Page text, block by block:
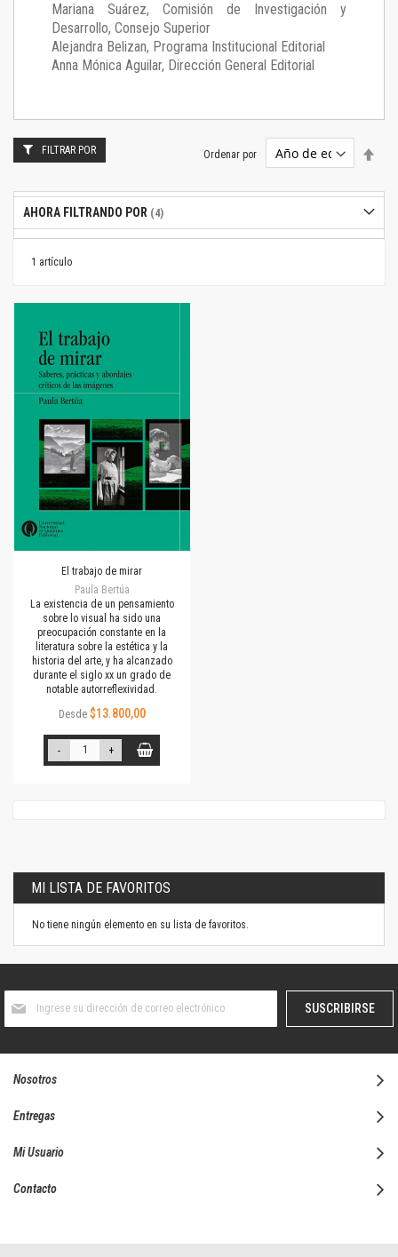
Mariana Suárez, Comisión de Investigación y
Desarrollo, Consejo Superior
Alejandra Belizan, Programa Institucional Editorial
Anna Mónica Aguilar, Dirección General Editorial
1 artículo
Ordenar por
El trabajo de mirar
Paula Bertúa
La existencia de un pensamiento
sobre lo visual ha sido una
preocupación constante en la
literatura sobre la estética y la
historia del arte, y ha alcanzado
durante el siglo xx un grado de
notable autorreflexividad.
Desde $13.800,00
- +
FILTRAR POR
AHORA FILTRANDO POR
MI LISTA DE FAVORITOS
No tiene ningún elemento en su lista de favoritos.
boletín
SUSCRIBIRSE
Nosotros
Entregas
Mi Usuario
Contacto